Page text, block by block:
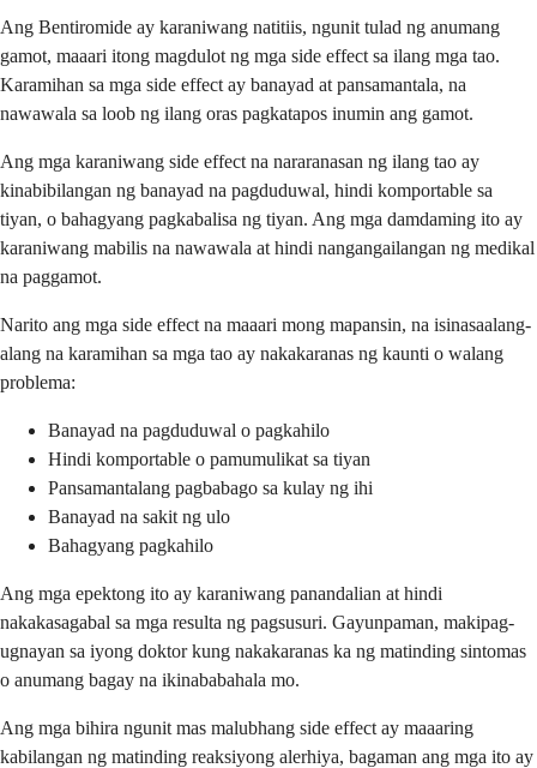
Ang Bentiromide ay karaniwang natitiis, ngunit tulad ng anumang
gamot, maaari itong magdulot ng mga side effect sa ilang mga tao.
Karamihan sa mga side effect ay banayad at pansamantala, na
nawawala sa loob ng ilang oras pagkatapos inumin ang gamot.
Ang mga karaniwang side effect na nararanasan ng ilang tao ay
kinabibilangan ng banayad na pagduduwal, hindi komportable sa
tiyan, o bahagyang pagkabalisa ng tiyan. Ang mga damdaming ito ay
karaniwang mabilis na nawawala at hindi nangangailangan ng medikal
na paggamot.
Narito ang mga side effect na maaari mong mapansin, na isinasaalang-
alang na karamihan sa mga tao ay nakakaranas ng kaunti o walang
problema:
Banayad na pagduduwal o pagkahilo
Hindi komportable o pamumulikat sa tiyan
Pansamantalang pagbabago sa kulay ng ihi
Banayad na sakit ng ulo
Bahagyang pagkahilo
Ang mga epektong ito ay karaniwang panandalian at hindi
nakakasagabal sa mga resulta ng pagsusuri. Gayunpaman, makipag-
ugnayan sa iyong doktor kung nakakaranas ka ng matinding sintomas
o anumang bagay na ikinababahala mo.
Ang mga bihira ngunit mas malubhang side effect ay maaaring
kabilangan ng matinding reaksiyong alerhiya, bagaman ang mga ito ay